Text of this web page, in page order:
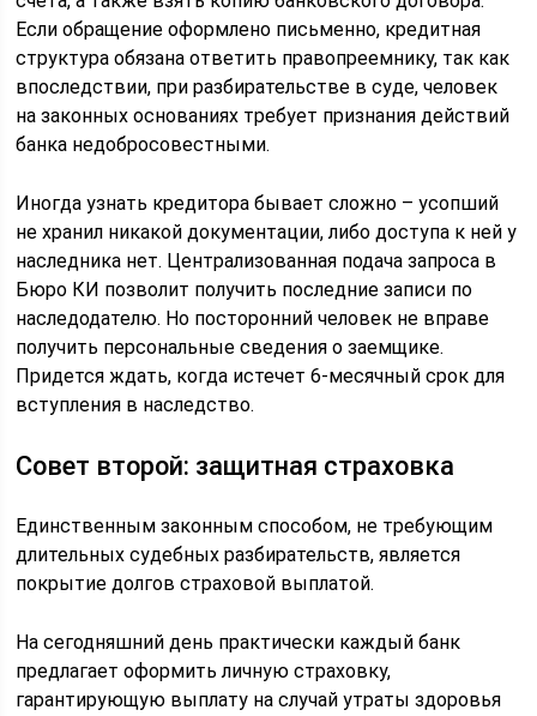
Если обращение оформлено письменно, кредитная
структура обязана ответить правопреемнику, так как
впоследствии, при разбирательстве в суде, человек
на законных основаниях требует признания действий
банка недобросовестными.
Иногда узнать кредитора бывает сложно – усопший
не хранил никакой документации, либо доступа к ней у
наследника нет. Централизованная подача запроса в
Бюро КИ позволит получить последние записи по
наследодателю. Но посторонний человек не вправе
получить персональные сведения о заемщике.
Придется ждать, когда истечет 6-месячный срок для
вступления в наследство.
Совет второй: защитная страховка
Единственным законным способом, не требующим
длительных судебных разбирательств, является
покрытие долгов страховой выплатой.
На сегодняшний день практически каждый банк
предлагает оформить личную страховку,
гарантирующую выплату на случай утраты здоровья